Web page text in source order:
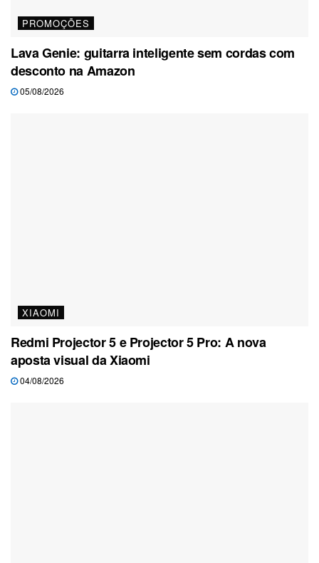
PROMOÇÕES
Lava Genie: guitarra inteligente sem cordas com
desconto na Amazon
05/08/2026
XIAOMI
Redmi Projector 5 e Projector 5 Pro: A nova
aposta visual da Xiaomi
04/08/2026